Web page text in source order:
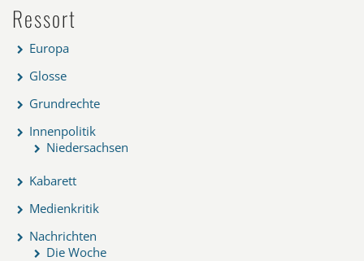
Ressort
Europa
Glosse
Grundrechte
Innenpolitik
Niedersachsen
Kabarett
Medienkritik
Nachrichten
Die Woche